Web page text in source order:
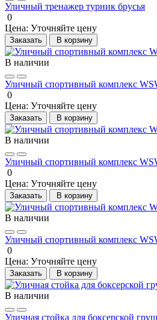
Уличный тренажер турник брусья
0
Цена: Уточняйте цену
Заказать В корзину
В наличии
Уличный спортивный комплекс
0
Цена: Уточняйте цену
Заказать В корзину
В наличии
Уличный спортивный комплекс
0
Цена: Уточняйте цену
Заказать В корзину
В наличии
Уличный спортивный комплекс
0
Цена: Уточняйте цену
Заказать В корзину
В наличии
Уличная стойка для боксерской